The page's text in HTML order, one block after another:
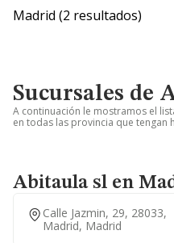
Madrid (2 resultados)
Sucursales de
A continuación le mostramos el
en todas las provincia que tengan
Abitaula sl en
Calle Jazmin, 29, 28033,
Madrid, Madrid